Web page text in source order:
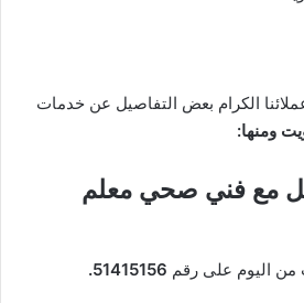
الكرام بعض التفاصيل عن خدمات
ومنها:
مع فني صحي معلم
اليوم على رقم 51415156.